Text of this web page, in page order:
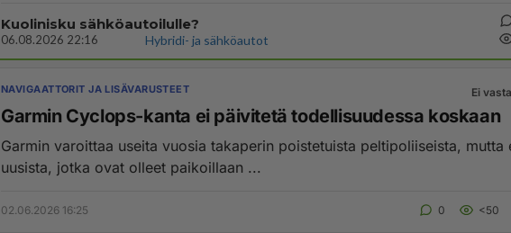
Kuolinisku sähköautoilulle?
06.08.2026 22:16 Hybridi- ja sähköautot
NAVIGAATTORIT JA LISÄVARUSTEET Ei
Garmin Cyclops-kanta ei päivitetä todellisuudessa koskaan
Garmin varoittaa useita vuosia takaperin poistetuista peltipoliiseista, mutta
uusista, jotka ovat olleet paikoillaan ...
02.06.2026 16:25 0 <50